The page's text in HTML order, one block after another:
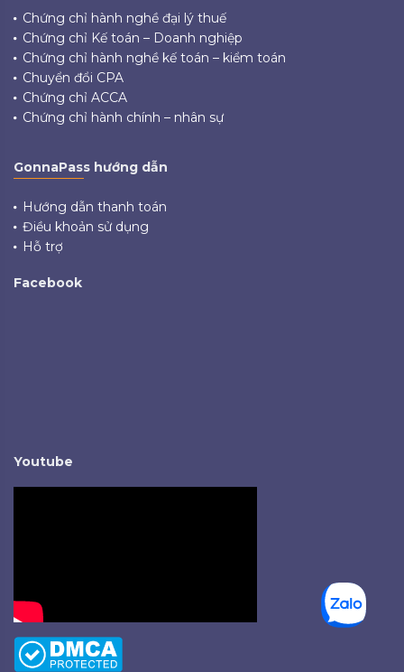
Chứng chỉ hành nghề đại lý thuế
Chứng chỉ Kế toán – Doanh nghiệp
Chứng chỉ hành nghề kế toán – kiểm toán
Chuyển đổi CPA
Chứng chỉ ACCA
Chứng chỉ hành chính – nhân sự
GonnaPass hướng dẫn
Hướng dẫn thanh toán
Điều khoản sử dụng
Hỗ trợ
Facebook
Youtube